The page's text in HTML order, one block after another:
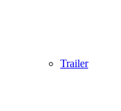
Trailer